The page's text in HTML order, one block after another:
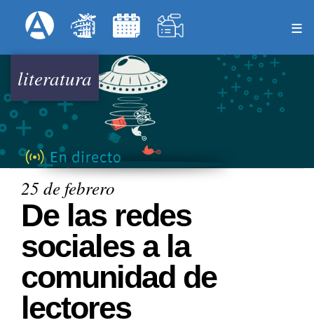
al
Menú Superior
literatura
25 de febrero
De las redes
sociales a la
comunidad de
lectores